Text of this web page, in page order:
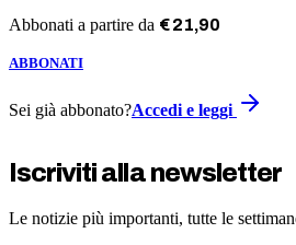
Abbonati a partire da €21,90
ABBONATI
Sei già abbonato?Accedi e leggi
Iscriviti alla newsletter
Le notizie più importanti, tutte le